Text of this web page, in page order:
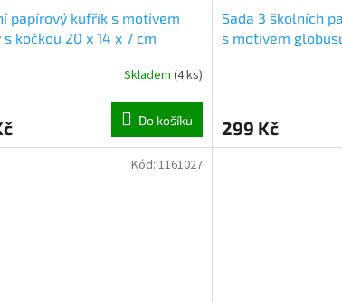
papírový kufřík s motivem
s kočkou 20 x 14 x 7 cm
Skladem (4 ks)
Do košíku
Sada 3 školních
s motivem
299 Kč
Kód: 1161027